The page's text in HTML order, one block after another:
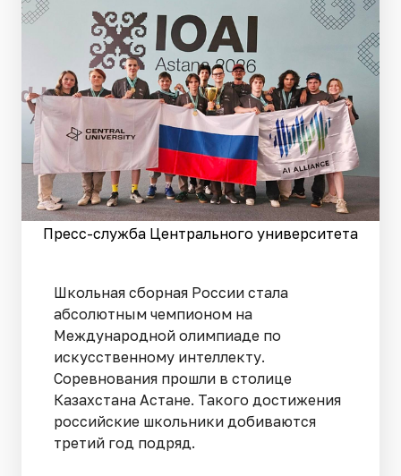
Пресс-служба Центрального университета
Школьная сборная России стала
абсолютным чемпионом на
Международной олимпиаде по
искусственному интеллекту.
Соревнования прошли в столице
Казахстана Астане. Такого достижения
российские школьники добиваются
третий год подряд.